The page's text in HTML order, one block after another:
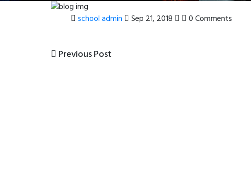
school admin Sep 21, 2018 0 Comments
Post
Previous
Previous Post